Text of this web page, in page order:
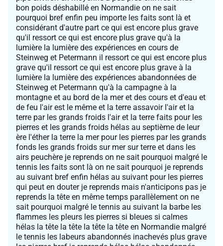
bon poids déshabillé en Normandie on ne sait
pourquoi bref enfin peu importe les faits sont là et
considérant d'autre part ce qui est encore plus grave
qu'il ressort ce qui est encore plus grave qu'à la
lumière la lumière des expériences en cours de
Steinweg et Petermann il ressort ce qui est encore plus
grave qu'il ressort ce qui est encore plus grave à la
lumière la lumière des expériences abandonnées de
Steinweg et Petermann qu'à la campagne à la
montagne et au bord de la mer et des cours et d'eau et
de feu l'air est le même et la terre assavoir l'air et la
terre par les grands froids l'air et la terre faits pour les
pierres et les grands froids hélas au septième de leur
ère l'éther la terre la mer pour les pierres par les grands
fonds les grands froids sur mer sur terre et dans les
airs peuchère je reprends on ne sait pourquoi malgré le
tennis les faits sont là on ne sait pourquoi je reprends
au suivant bref enfin hélas au suivant pour les pierres
qui peut en douter je reprends mais n'anticipons pas je
reprends la tête en même temps parallèlement on ne
sait pourquoi malgré le tennis au suivant la barbe les
flammes les pleurs les pierres si bleues si calmes
hélas la tête la tête la tête la tête en Normandie malgré
le tennis les labeurs abandonnés inachevés plus grave